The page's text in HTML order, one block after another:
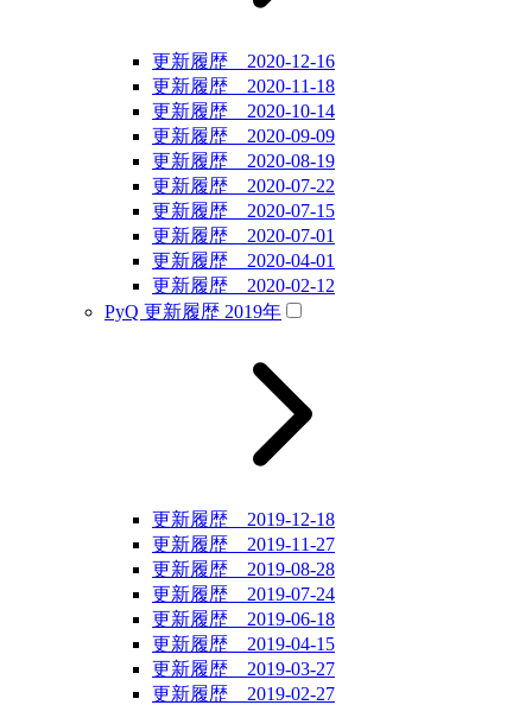
更新履歴 2020-12-16
更新履歴 2020-11-18
更新履歴 2020-10-14
更新履歴 2020-09-09
更新履歴 2020-08-19
更新履歴 2020-07-22
更新履歴 2020-07-15
更新履歴 2020-07-01
更新履歴 2020-04-01
更新履歴 2020-02-12
PyQ 更新履歴 2019年
更新履歴 2019-12-18
更新履歴 2019-11-27
更新履歴 2019-08-28
更新履歴 2019-07-24
更新履歴 2019-06-18
更新履歴 2019-04-15
更新履歴 2019-03-27
更新履歴 2019-02-27